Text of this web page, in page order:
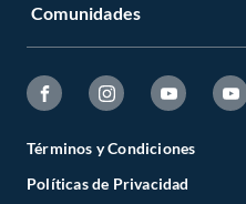
Comunidades
Términos y Condiciones
Políticas de Privacidad